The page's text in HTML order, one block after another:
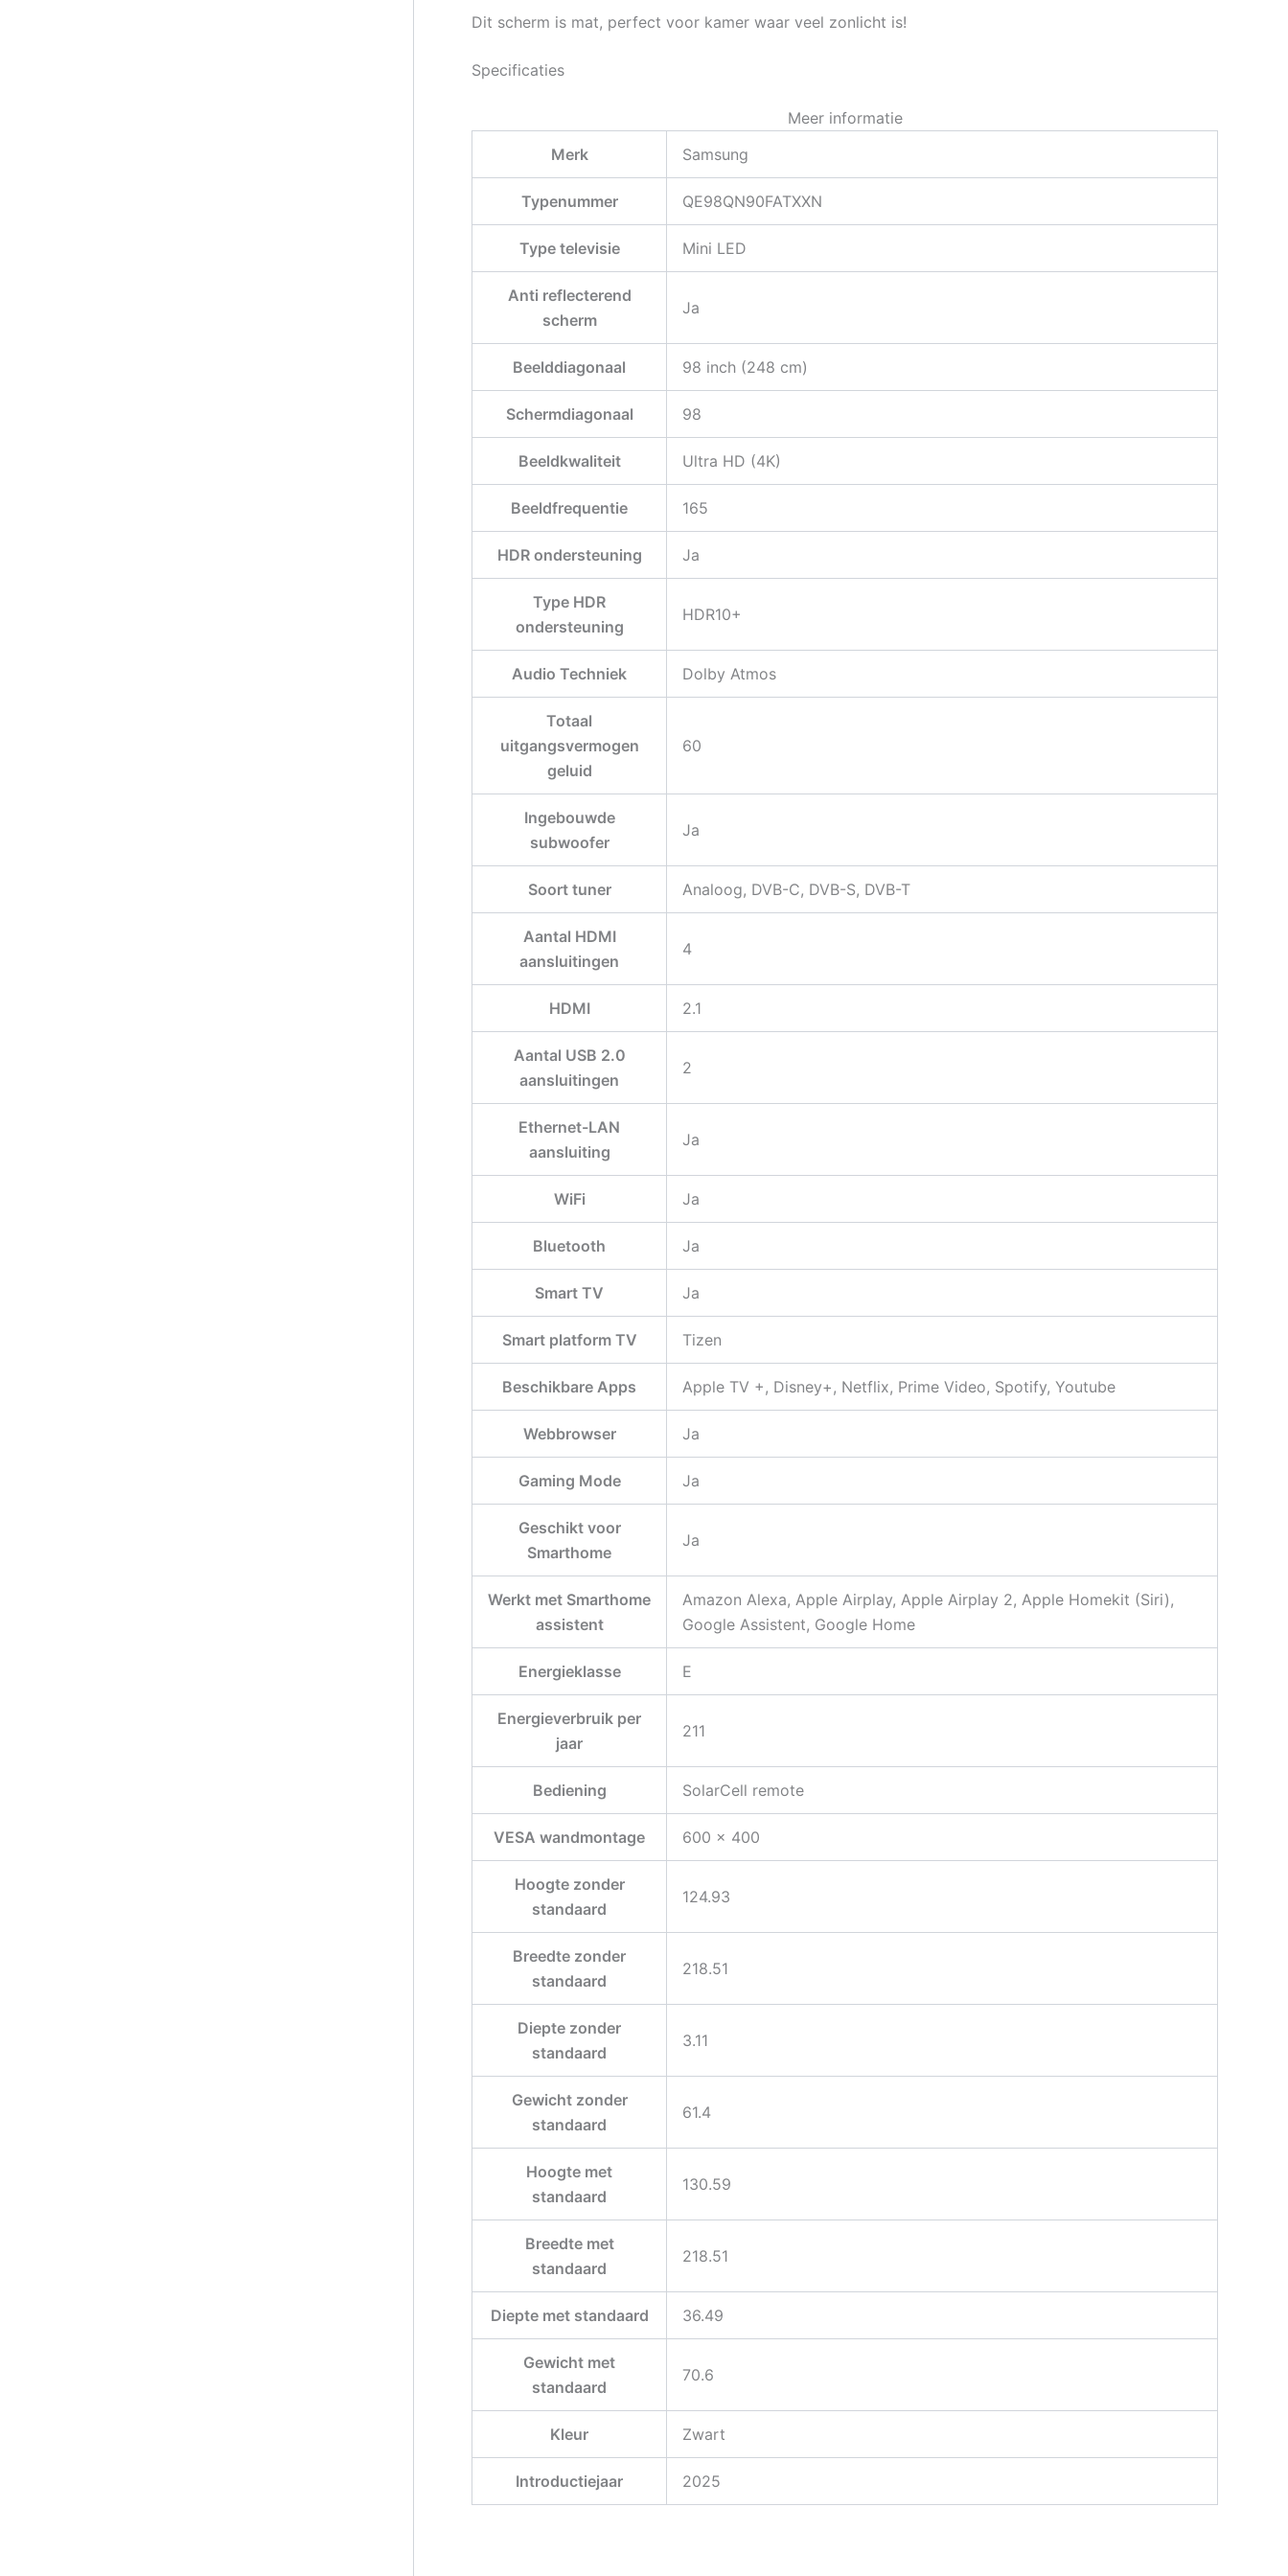
Dit scherm is mat, perfect voor kamer waar veel zonlicht is!
Specificaties
Meer informatie
Merk
Samsung
Typenummer QE98QN90FATXXN
Type televisie Mini LED
Anti reflecterend
scherm
Ja
Beelddiagonaal 98 inch (248 cm)
Schermdiagonaal 98
Beeldkwaliteit Ultra HD (4K)
Beeldfrequentie 165
HDR ondersteuning Ja
Type HDR
ondersteuning
HDR10+
Audio Techniek Dolby Atmos
Totaal
uitgangsvermogen
geluid
60
Ingebouwde
subwoofer
Ja
Soort tuner Analoog, DVB-C, DVB-S, DVB-T
Aantal HDMI
aansluitingen
4
HDMI 2.1
Aantal USB 2.0
aansluitingen
2
Ethernet-LAN
aansluiting
Ja
WiFi Ja
Bluetooth Ja
Smart TV Ja
Smart platform TV Tizen
Beschikbare Apps Apple TV +, Disney+, Netflix, Prime Video, Spotify, Youtube
Webbrowser Ja
Gaming Mode Ja
Geschikt voor
Smarthome
Ja
Werkt met Smarthome
assistent
Amazon Alexa, Apple Airplay, Apple Airplay 2, Apple Homekit (Siri),
Google Assistent, Google Home
Energieklasse E
Energieverbruik per
jaar
211
Bediening SolarCell remote
VESA wandmontage 600 x 400
Hoogte zonder
standaard
124.93
Breedte zonder
standaard
218.51
Diepte zonder
standaard
3.11
Gewicht zonder
standaard
61.4
Hoogte met
standaard
130.59
Breedte met
standaard
218.51
Diepte met standaard 36.49
Gewicht met
standaard
70.6
Kleur Zwart
Introductiejaar 2025